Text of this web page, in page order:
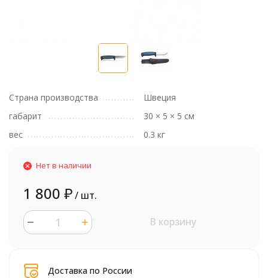
Страна производства
Швеция
габарит
30 × 5 × 5 см
вес
0.3 кг
Нет в наличии
1 800 ₽/ шт.
В корзину
Доставка по России